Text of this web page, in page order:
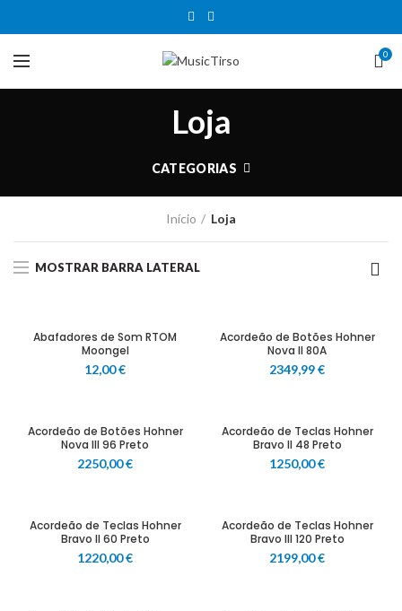
0
Loja
CATEGORIAS
Início Loja
MOSTRAR BARRA LATERAL
Abafadores de Som RTOM
Moongel
12,00€
Acordeão de Botões Hohner
Nova II 80A
2349,99€
Acordeão de Botões Hohner
Nova III 96 Preto
2250,00€
Acordeão de Teclas Hohner
Bravo II 48 Preto
1250,00€
Acordeão de Teclas Hohner
Bravo II 60 Preto
1220,00€
Acordeão de Teclas Hohner
Bravo III 120 Preto
2199,00€